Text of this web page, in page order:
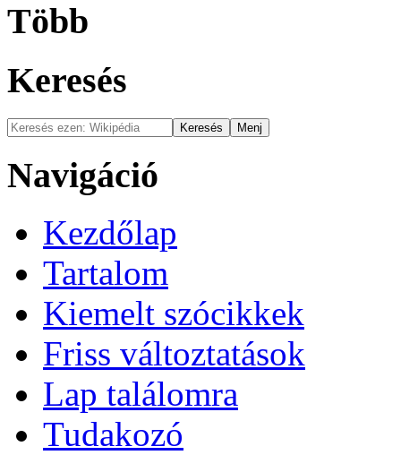
Több
Keresés
Navigáció
Kezdőlap
Tartalom
Kiemelt szócikkek
Friss változtatások
Lap találomra
Tudakozó